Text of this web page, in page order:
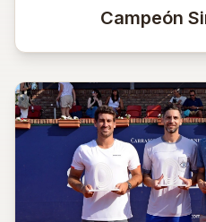
Campeón